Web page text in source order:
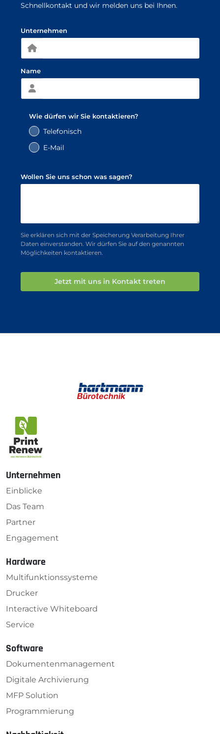
Schnellkontakt und wir melden uns bei Ihnen.
Unternehmen
Name
Wie dürfen wir Sie kontaktieren?
Telefonisch
E-Mail
Wollen Sie uns schon was sagen?
Sie erklären sich mit der Speicherung Verarbeitung Ihrer
Daten einverstanden. Wir dürfen Sie auf den genannten
Möglichkeiten kontaktieren.
Jetzt mit uns in Kontakt treten
Unternehmen
Einblicke
Das Team
Partner
Engagement
Hardware
Multifunktionssysteme
Drucker
Interactive Whiteboard
Service
Software
Dokumenten­management
Digitale Archivierung
MFP Solution
Programmierung